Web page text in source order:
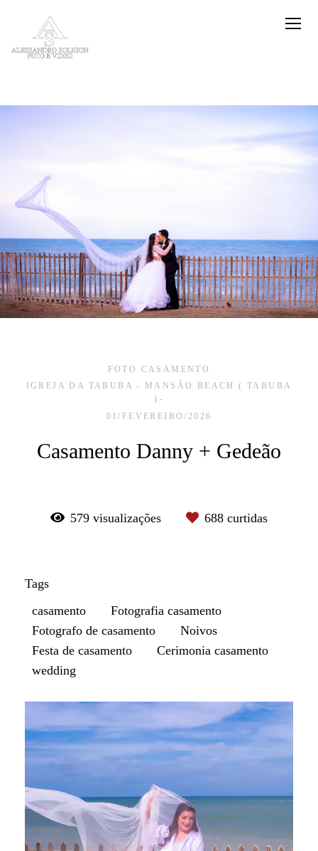
FOTO CASAMENTO
IGREJA DA TABUBA - MANSÃO BEACH ( TABUBA
)
01/FEVEREIRO/2026
Casamento Danny + Gedeão
579 visualizações 688 curtidas
Tags
casamento
Fotografia casamento
Fotografo de casamento
Noivos
Festa de casamento
Cerimonia casamento
wedding